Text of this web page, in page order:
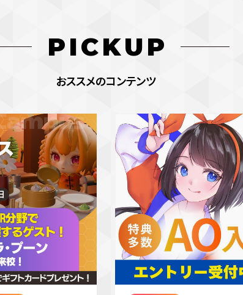
PICKUP
おススメのコンテンツ